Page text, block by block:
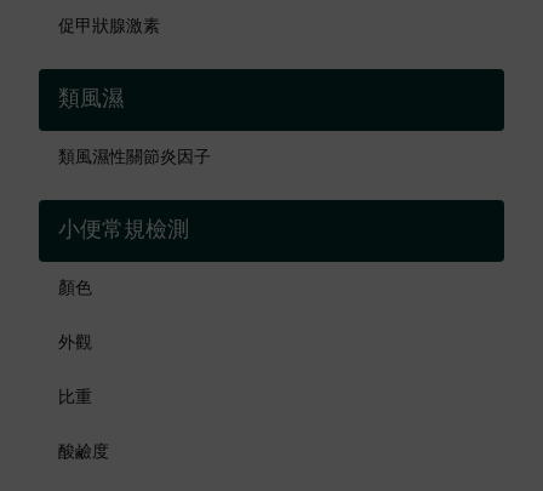
促甲狀腺激素
類風濕
類風濕性關節炎因子
小便常規檢測
顏色
外觀
比重
酸鹼度